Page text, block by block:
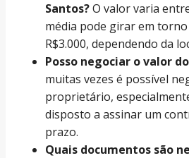
Santos?O valor varia
média pode girar em torno
R$3.000, dependendo da
Posso negociar o valor
muitas vezes é possível
proprietário,
disposto a assinar um
prazo.
Quais documentos são